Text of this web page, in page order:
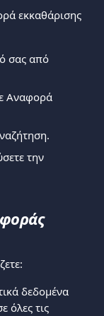
εκκαθάρισης
σας από
Αναφορά
την
δεδομένα
όλες τις